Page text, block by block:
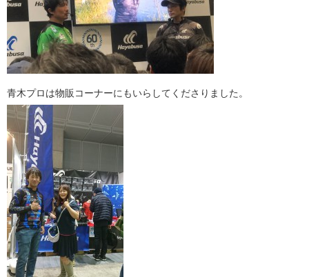
青木プロは物販コーナーにもいらしてくださりました。